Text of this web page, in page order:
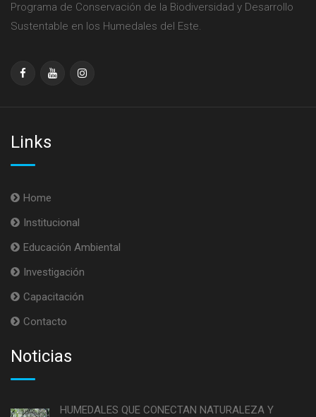
Programa de Conservación de la Biodiversidad y Desarrollo
Sustentable en los Humedales del Este.
Links
Home
Institucional
Educación Ambiental
Investigación
Capacitación
Contacto
Noticias
HUMEDALES QUE CONECTAN NATURALEZA Y